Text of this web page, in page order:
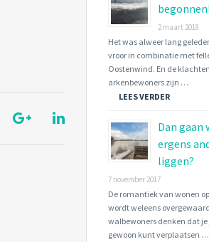
begonnen!
2 maart 2018
Het was alweer lang
vroor in combinatie met
Oostenwind. En de
arkenbewoners zijn …
LEES VERDER
Dan gaan
ergens
liggen?
7 november 2017
De romantiek van wonen
wordt weleens
walbewoners denken dat
gewoon kunt verplaatsen …